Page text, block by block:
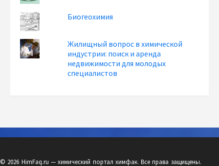
Биогеохимия
Жилищный вопрос в химической
индустрии: поиск и аренда
недвижимости для молодых
специалистов
© 2026 HimFaq.ru — химический портал химфак. Все права защищены.